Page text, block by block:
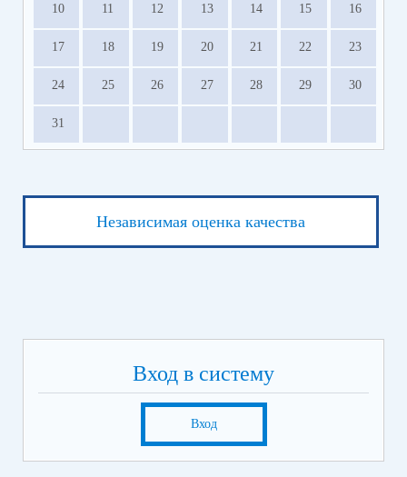
10 11 12 13 14 15 16
17 18 19 20 21 22 23
24 25 26 27 28 29 30
31
Независимая оценка качества
Вход в систему
Вход